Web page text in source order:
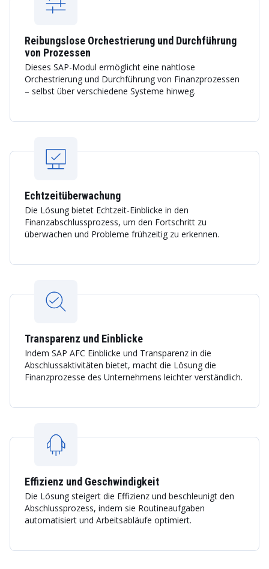
Reibungslose Orchestrierung und Durchführung
von Prozessen
Dieses SAP-Modul ermöglicht eine nahtlose
Orchestrierung und Durchführung von Finanzprozessen
– selbst über verschiedene Systeme hinweg.
Echtzeitüberwachung
Die Lösung bietet Echtzeit-Einblicke in den
Finanzabschlussprozess, um den Fortschritt zu
überwachen und Probleme frühzeitig zu erkennen.
Transparenz und Einblicke
Indem SAP AFC Einblicke und Transparenz in die
Abschlussaktivitäten bietet, macht die Lösung die
Finanzprozesse des Unternehmens leichter verständlich.
Effizienz und Geschwindigkeit
Die Lösung steigert die Effizienz und beschleunigt den
Abschlussprozess, indem sie Routineaufgaben
automatisiert und Arbeitsabläufe optimiert.